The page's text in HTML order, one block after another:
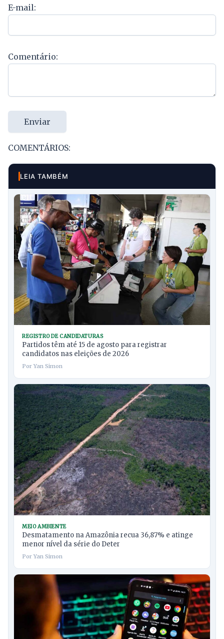
E-mail:
Comentário:
Enviar
COMENTÁRIOS:
LEIA TAMBÉM
REGISTRO DE CANDIDATURAS
Partidos têm até 15 de agosto para registrar
candidatos nas eleições de 2026
Por Yan Simon
MEIO AMBIENTE
Desmatamento na Amazônia recua 36,87% e atinge
menor nível da série do Deter
Por Yan Simon